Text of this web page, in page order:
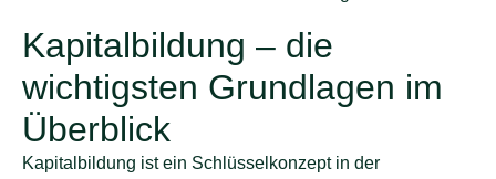
Kapitalbildung – die
wichtigsten Grundlagen im
Überblick
Kapitalbildung ist ein Schlüsselkonzept in der